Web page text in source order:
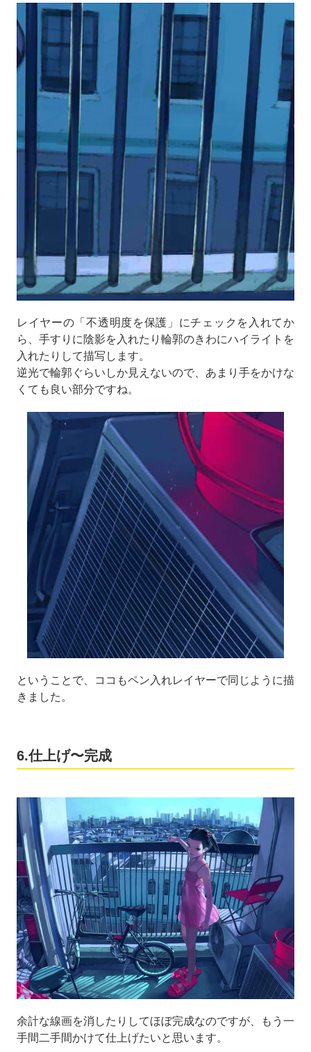
レイヤーの「不透明度を保護」にチェックを入れてか
ら、手すりに陰影を入れたり輪郭のきわにハイライトを
入れたりして描写します。
逆光で輪郭ぐらいしか見えないので、あまり手をかけな
くても良い部分ですね。
ということで、ココもペン入れレイヤーで同じように描
きました。
6.仕上げ〜完成
余計な線画を消したりしてほぼ完成なのですが、もう一
手間二手間かけて仕上げたいと思います。